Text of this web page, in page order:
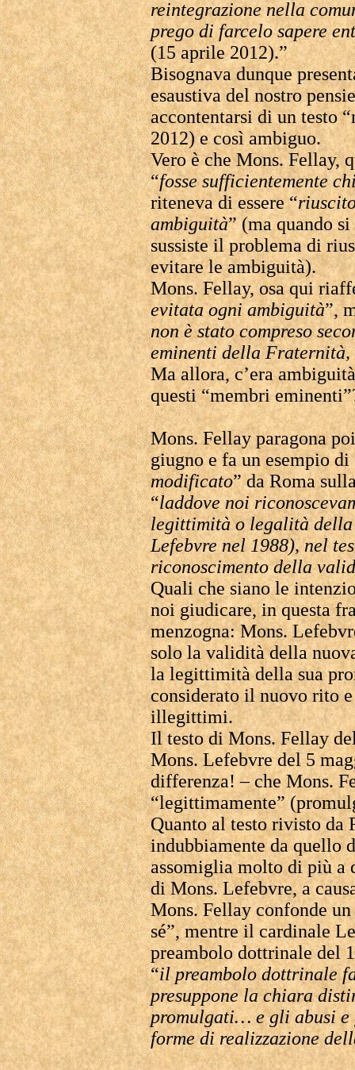
reintegrazione nella
prego di farcelo sapere
(15 aprile 2012).”
Bisognava dunque
esaustiva del nostro
accontentarsi di un testo
2012) e così ambiguo.
Vero è che Mons. Fellay,
“fosse sufficientemente
riteneva di essere “
ambiguità” (ma quando
sussiste il problema di
evitare le ambiguità).
Mons. Fellay, osa qui
evitata ogni ambiguità”,
non è stato compreso
eminenti della Fraternità,
Ma allora, c’era
questi “membri
Mons. Fellay paragona
giugno e fa un esempio di
modificato” da Roma
“laddove noi
legittimità o legalità della
Lefebvre nel 1988), nel
riconoscimento della
Quali che siano le
noi giudicare, in questa
menzogna: Mons.
solo la validità della
la legittimità della sua
considerato il nuovo rito
illegittimi.
Il testo di Mons. Fellay
Mons. Lefebvre del 5
differenza! – che Mons.
“legittimamente”
Quanto al testo rivisto da
indubbiamente da quello
assomiglia molto di più a
di Mons. Lefebvre, a
Mons. Fellay confonde un
sé”, mentre il cardinale
preambolo dottrinale del
“il preambolo dottrinale
presuppone la chiara
promulgati… e gli abusi
forme di realizzazione